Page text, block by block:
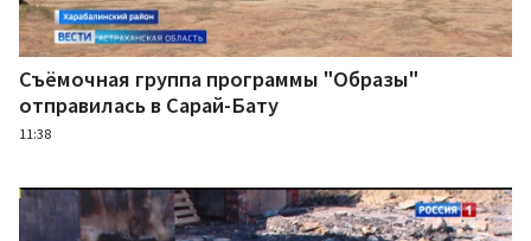
Съёмочная группа программы "Образы"
отправилась в Сарай-Бату
11:38